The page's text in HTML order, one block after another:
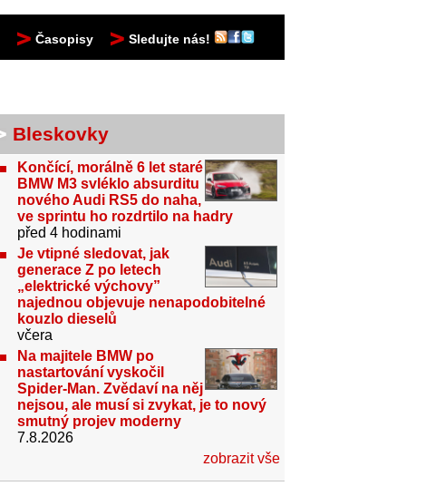
Časopisy Sledujte nás!
Bleskovky
Končící, morálně 6 let staré
BMW M3 svléklo absurditu
nového Audi RS5 do naha,
ve sprintu ho rozdrtilo na hadry
před 4 hodinami
Je vtipné sledovat, jak
generace Z po letech
„elektrické výchovy”
najednou objevuje nenapodobitelné
kouzlo dieselů
včera
Na majitele BMW po
nastartování vyskočil
Spider-Man. Zvědaví na něj
nejsou, ale musí si zvykat, je to nový
smutný projev moderny
7.8.2026
zobrazit vše